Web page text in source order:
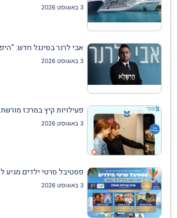
3 באוגוסט 2026
אבי לרנר בסינגל חדש:
3 באוגוסט 2026
פעילויות קיץ במרכז מורשת
3 באוגוסט 2026
פסטיבל סרטי ילדים מגיע
3 באוגוסט 2026